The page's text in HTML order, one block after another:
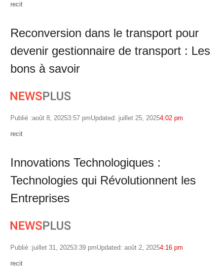
Author
recit
Reconversion dans le transport pour
devenir gestionnaire de transport : Les
bons à savoir
Publié :août 8, 20253:57 pmUpdated: juillet 25, 20254:02 pm
Author
recit
Innovations Technologiques :
Technologies qui Révolutionnent les
Entreprises
Publié :juillet 31, 20253:39 pmUpdated: août 2, 20254:16 pm
Author
recit